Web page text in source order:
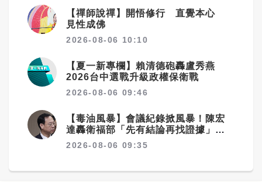
【禪師說禪】開悟修行 直覺本心
見性成佛
2026-08-06 10:10
【夏一新專欄】賴清德砲轟盧秀燕
2026台中選戰升級政權保衛戰
2026-08-06 09:46
【毒油風暴】會議紀錄掀風暴！陳宏
達轟衛福部「先有結論再找證據」 3
大爭議直指決策核心
2026-08-06 09:35